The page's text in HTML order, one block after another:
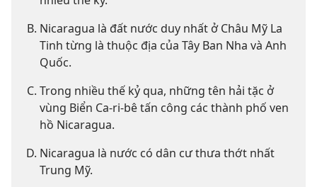
Nicaragua là đất nước duy nhất ở Châu Mỹ La
Tinh từng là thuộc địa của Tây Ban Nha và Anh
Quốc.
Trong nhiều thế kỷ qua, những tên hải tặc ở
vùng Biển Ca-ri-bê tấn công các thành phố ven
hồ Nicaragua.
Nicaragua là nước có dân cư thưa thớt nhất
Trung Mỹ.